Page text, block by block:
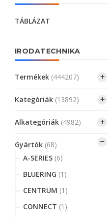
TÁBLÁZAT
IRODATECHNIKA
Termékek (444207)
Kategóriák (13892)
Alkategóriák (4982)
Gyártók (68)
A-SERIES (6)
BLUERING (1)
CENTRUM (1)
CONNECT (1)